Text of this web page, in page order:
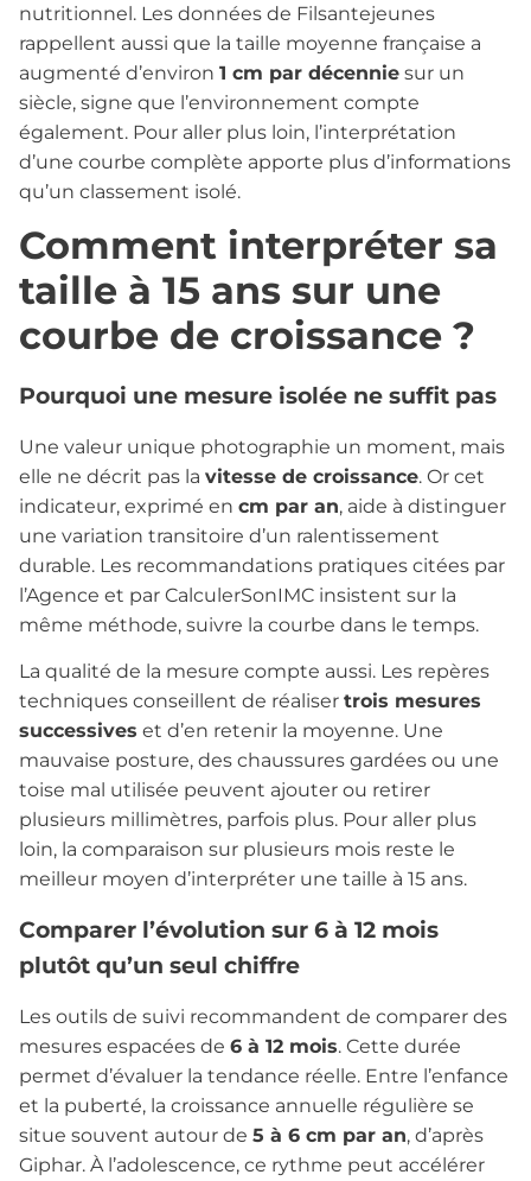
nutritionnel. Les données de Filsantejeunes
rappellent aussi que la taille moyenne française a
augmenté d’environ 1 cm par décennie sur un
siècle, signe que l’environnement compte
également. Pour aller plus loin, l’interprétation
d’une courbe complète apporte plus d’informations
qu’un classement isolé.
Comment interpréter sa
taille à 15 ans sur une
courbe de croissance ?
Pourquoi une mesure isolée ne suffit pas
Une valeur unique photographie un moment, mais
elle ne décrit pas la vitesse de croissance. Or cet
indicateur, exprimé en cm par an, aide à distinguer
une variation transitoire d’un ralentissement
durable. Les recommandations pratiques citées par
l’Agence et par CalculerSonIMC insistent sur la
même méthode, suivre la courbe dans le temps.
La qualité de la mesure compte aussi. Les repères
techniques conseillent de réaliser trois mesures
successives et d’en retenir la moyenne. Une
mauvaise posture, des chaussures gardées ou une
toise mal utilisée peuvent ajouter ou retirer
plusieurs millimètres, parfois plus. Pour aller plus
loin, la comparaison sur plusieurs mois reste le
meilleur moyen d’interpréter une taille à 15 ans.
Comparer l’évolution sur 6 à 12 mois
plutôt qu’un seul chiffre
Les outils de suivi recommandent de comparer des
mesures espacées de 6 à 12 mois. Cette durée
permet d’évaluer la tendance réelle. Entre l’enfance
et la puberté, la croissance annuelle régulière se
situe souvent autour de 5 à 6 cm par an, d’après
Giphar. À l’adolescence, ce rythme peut accélérer